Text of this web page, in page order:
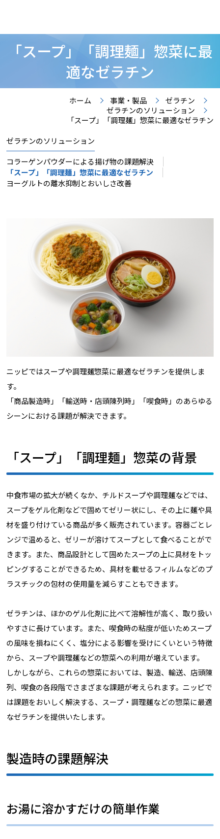
「スープ」「調理麺」惣菜に最
適なゼラチン
ホーム 事業・製品
ゼラチン
ゼラチンのソリューション
「スープ」「調理麺」惣菜に最適なゼラチン
ゼラチンのソリューション
コラーゲンパウダーによる揚げ物の課題解決
「スープ」「調理麺」惣菜に最適なゼラチン
ヨーグルトの離水抑制とおいしさ改善
ニッピではスープや調理麺惣菜に最適なゼラチンを提供しま
す。
「商品製造時」「輸送時・店頭陳列時」「喫食時」のあらゆる
シーンにおける課題が解決できます。
「スープ」「調理麺」惣菜の背景
中食市場の拡大が続くなか、チルドスープや調理麺などでは、
スープをゲル化剤などで固めてゼリー状にし、その上に麺や具
材を盛り付けている商品が多く販売されています。容器ごとレ
ンジで温めると、ゼリーが溶けてスープとして食べることがで
きます。また、商品設計として固めたスープの上に具材をトッ
ピングすることができるため、具材を載せるフィルムなどのプ
ラスチックの包材の使用量を減らすこともできます。
ゼラチンは、ほかのゲル化剤に比べて溶解性が高く、取り扱い
やすさに長けています。また、喫食時の粘度が低いためスープ
の風味を損ねにくく、塩分による影響を受けにくいという特徴
から、スープや調理麺などの惣菜への利用が増えています。
しかしながら、これらの惣菜においては、製造、輸送、店頭陳
列、喫食の各段階でさまざまな課題が考えられます。ニッピで
は課題をおいしく解決する、スープ・調理麺などの惣菜に最適
なゼラチンを提供いたします。
製造時の課題解決
お湯に溶かすだけの簡単作業